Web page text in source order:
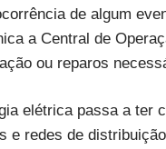
de algum
a Central de
ou reparos
elétrica passa a ter
e redes de